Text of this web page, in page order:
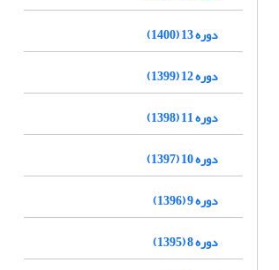
دوره 13 (1400)
دوره 12 (1399)
دوره 11 (1398)
دوره 10 (1397)
دوره 9 (1396)
دوره 8 (1395)